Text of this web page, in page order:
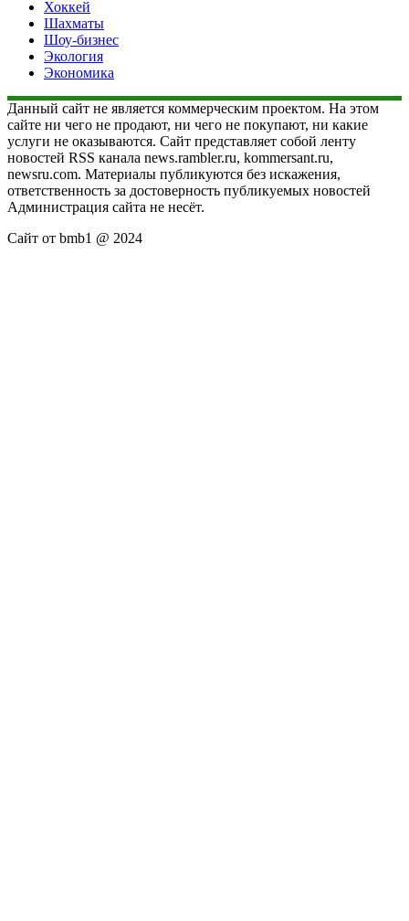
Хоккей
Шахматы
Шоу-бизнес
Экология
Экономика
Данный сайт не является коммерческим проектом. На этом
сайте ни чего не продают, ни чего не покупают, ни какие
услуги не оказываются. Сайт представляет собой ленту
новостей RSS канала news.rambler.ru, kommersant.ru,
newsru.com. Материалы публикуются без искажения,
ответственность за достоверность публикуемых новостей
Администрация сайта не несёт.
Сайт от bmb1 @ 2024